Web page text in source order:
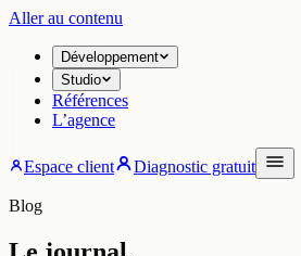
Aller au contenu
Développement
Studio
Références
L’agence
Espace client Diagnostic gratuit
Blog